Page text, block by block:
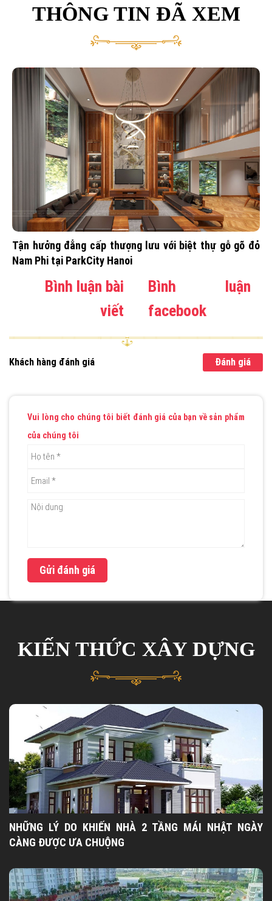
THÔNG TIN ĐÃ XEM
Tận hưởng đẳng cấp thượng lưu với biệt thự gỗ gõ đỏ
Nam Phi tại ParkCity Hanoi
Bình luận bài
viết
Bình luận
facebook
Khách hàng đánh giá Đánh giá
Vui lòng cho chúng tôi biết đánh giá của bạn về sản phẩm
của chúng tôi
Gửi đánh giá
KIẾN THỨC XÂY DỰNG
NHỮNG LÝ DO KHIẾN NHÀ 2 TẦNG MÁI NHẬT NGÀY
CÀNG ĐƯỢC ƯA CHUỘNG